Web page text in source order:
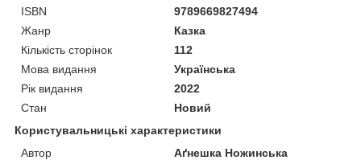
ISBN
9789669827494
Жанр
Казка
Кількість сторінок
112
Мова видання
Українська
Рік видання
2022
Стан
Новий
Користувальницькі характеристики
Автор
Аґнешка Ножинська